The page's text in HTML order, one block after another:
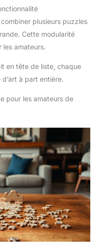
combiner plusieurs puzzles
Cette modularité
amateurs.
en tête de liste, chaque
à part entière.
pour les amateurs de